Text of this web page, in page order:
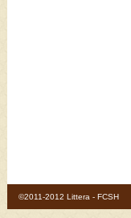
©2011-2012 Littera - FCSH